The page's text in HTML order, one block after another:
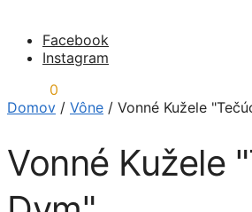
Facebook
Instagram
0
Domov / Vône / Vonné Kužele
Vonné Kužele